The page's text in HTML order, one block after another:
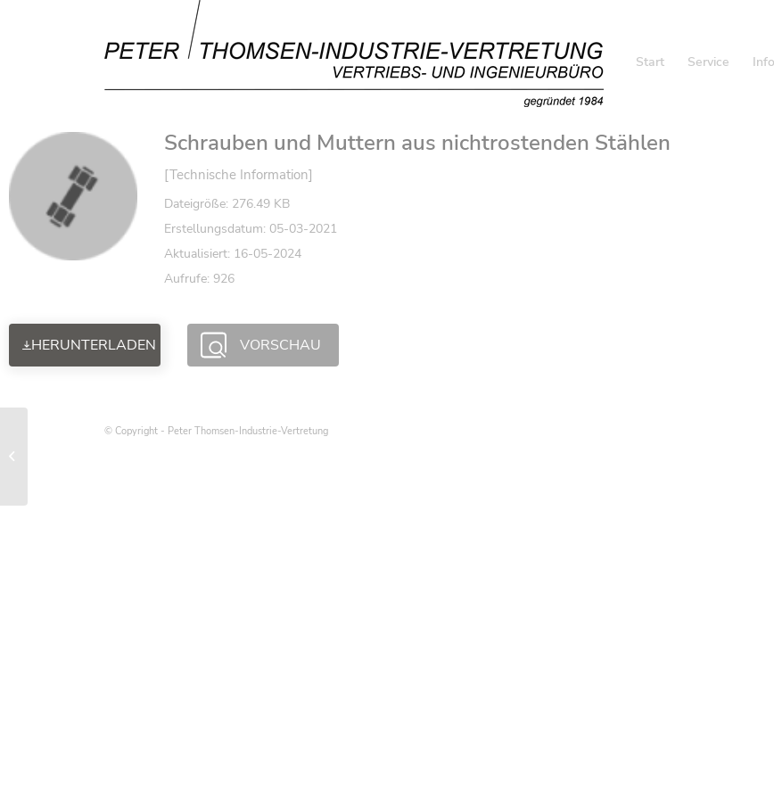
Start Service
Schrauben und Muttern aus nichtrostenden Stählen
[Technische Information]
Dateigröße: 276.49 KB
Erstellungsdatum: 05-03-2021
Aktualisiert: 16-05-2024
Aufrufe: 926
HERUNTERLADEN VORSCHAU
© Copyright - Peter Thomsen-Industrie-Vertretung
Schraubenauswahl konform zu